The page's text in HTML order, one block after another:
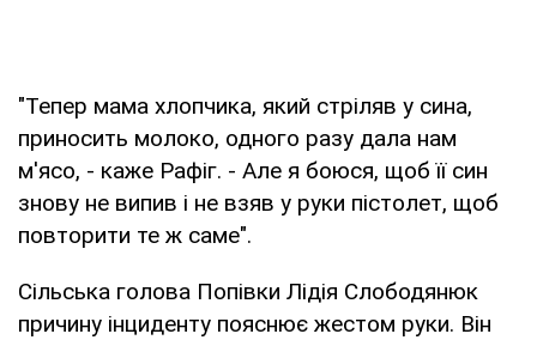
"Тепер мама хлопчика, який стріляв у сина,
приносить молоко, одного разу дала нам
м'ясо, - каже Рафіг. - Але я боюся, щоб її син
знову не випив і не взяв у руки пістолет, щоб
повторити те ж саме".
Сільська голова Попівки Лідія Слободянюк
причину інциденту пояснює жестом руки. Він